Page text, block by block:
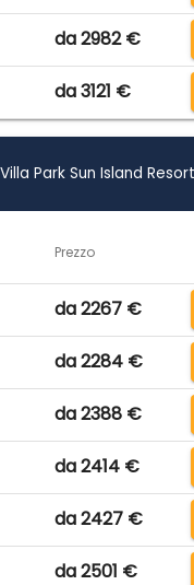
da 2982 €
da 3121 €
Park Sun Island
Prezzo
da 2267 €
da 2284 €
da 2388 €
da 2414 €
da 2427 €
da 2501 €